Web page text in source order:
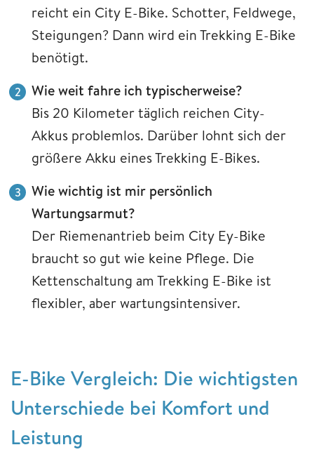
reicht ein City E-Bike. Schotter, Feldwege,
Steigungen? Dann wird ein Trekking E-Bike
benötigt.
Wie weit fahre ich typischerweise?
Bis 20 Kilometer täglich reichen City-
Akkus problemlos. Darüber lohnt sich der
größere Akku eines Trekking E-Bikes.
Wie wichtig ist mir persönlich
Wartungsarmut?
Der Riemenantrieb beim City Ey-Bike
braucht so gut wie keine Pflege. Die
Kettenschaltung am Trekking E-Bike ist
flexibler, aber wartungsintensiver.
E-Bike Vergleich: Die wichtigsten
Unterschiede bei Komfort und
Leistung